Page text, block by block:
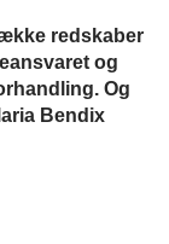
redskaber
og
Og
Bendix